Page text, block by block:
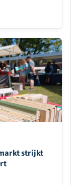
strijkt